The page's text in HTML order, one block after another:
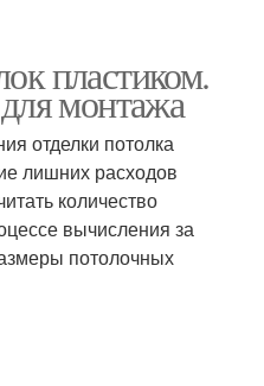
пластиком.
монтажа
отделки потолка
лишних расходов
количество
вычисления за
потолочных